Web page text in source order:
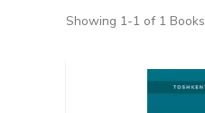
Showing 1-1 of 1 Books